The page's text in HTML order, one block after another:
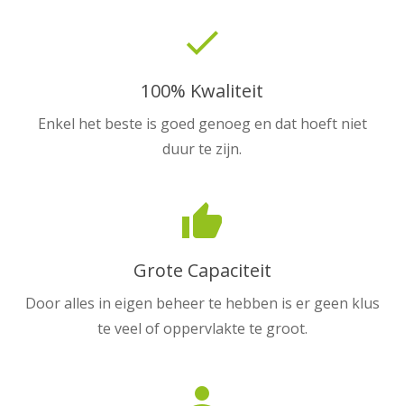
done
100% Kwaliteit
Enkel het beste is goed genoeg en dat hoeft niet
duur te zijn.
thumb_up
Grote Capaciteit
Door alles in eigen beheer te hebben is er geen klus
te veel of oppervlakte te groot.